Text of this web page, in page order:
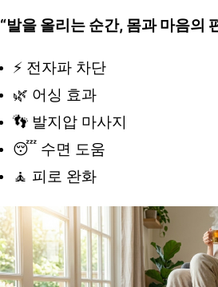
“발을 올리는 순간, 몸과 마음의
⚡ 전자파 차단
🌿 어싱 효과
👣 발지압 마사지
😴 수면 도움
🧘 피로 완화